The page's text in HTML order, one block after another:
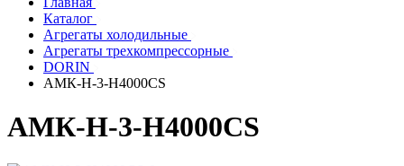
Каталог
Агрегаты холодильные
Агрегаты трехкомпрессорные
DORIN
АМК-Н-3-H4000CS
АМК-Н-3-H4000CS